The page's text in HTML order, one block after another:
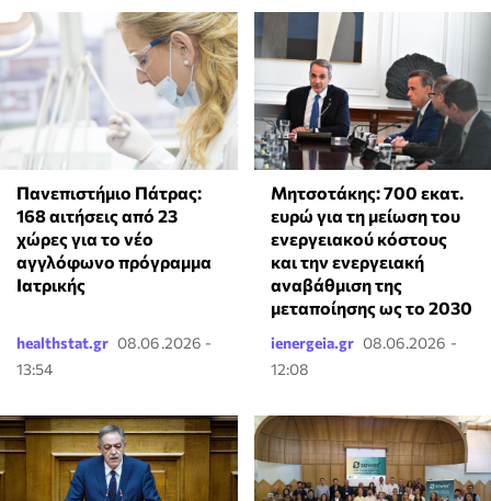
Πανεπιστήμιο Πάτρας:
168 αιτήσεις από 23
χώρες για το νέο
αγγλόφωνο πρόγραμμα
Ιατρικής
healthstat.gr 08.06.2026 -
13:54
Μητσοτάκης: 700 εκατ.
ευρώ για τη μείωση του
ενεργειακού κόστους
και την ενεργειακή
αναβάθμιση της
μεταποίησης ως το 2030
ienergeia.gr 08.06.2026 -
12:08